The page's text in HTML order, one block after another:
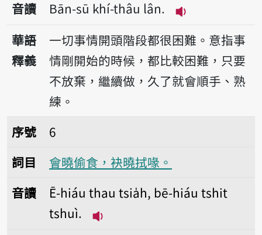
音讀
Bān-sū khí-thâu lân.
播放音讀Bān-
華語
釋義
一切事情開頭階段都很困難。意指事
情剛開始的時候，都比較困難，只要
不放棄，繼續做，久了就會順手、熟
練。
序號6會曉偷食，袂曉拭喙。
序號
6
詞目
會曉偷食，袂曉拭喙。
音讀
Ē-hiáu thau tsia̍h, bē-hiáu tshit
tshuì.